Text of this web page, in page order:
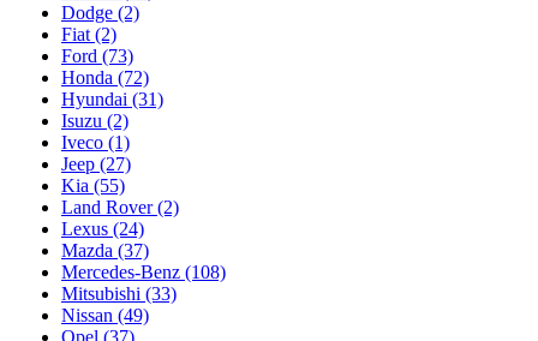
Dodge (2)
Fiat (2)
Ford (73)
Honda (72)
Hyundai (31)
Isuzu (2)
Iveco (1)
Jeep (27)
Kia (55)
Land Rover (2)
Lexus (24)
Mazda (37)
Merсedes-Benz (108)
Mitsubishi (33)
Nissan (49)